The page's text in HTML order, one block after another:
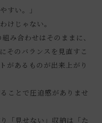
すい。」
けじゃない。
み合わせはそのままに、
そのバランスを見直すこ
があるものが出来上がり
ことで圧迫感がありませ
「見せない」収納は「た